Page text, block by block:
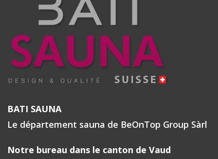
BATI SAUNA
Le département sauna de BeOnTop Group Sàrl
Notre bureau dans le canton de Vaud